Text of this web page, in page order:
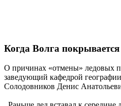
Когда Волга
О причинах «отмены» ледовых
заведующий кафедрой
Солодовников Денис